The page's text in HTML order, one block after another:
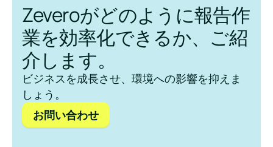
Zeveroがどのように報告作
業を効率化できるか、ご紹
介します。
ビジネスを成長させ、環境への影響を抑えま
しょう。
お問い合わせ